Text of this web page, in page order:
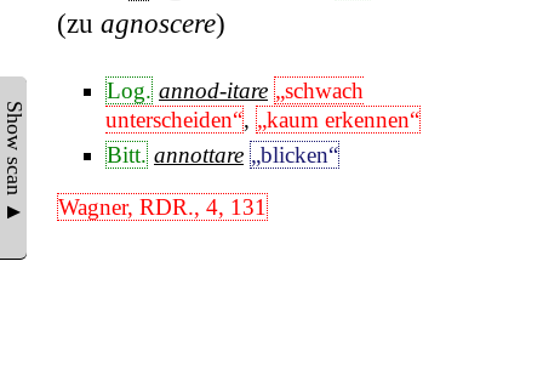
Show scan ▲
(zu agnoscere)
Log. annod-itare „schwach
unterscheiden“, „kaum erkennen“
Bitt. annottare „blicken“
Wagner, RDR., 4, 131